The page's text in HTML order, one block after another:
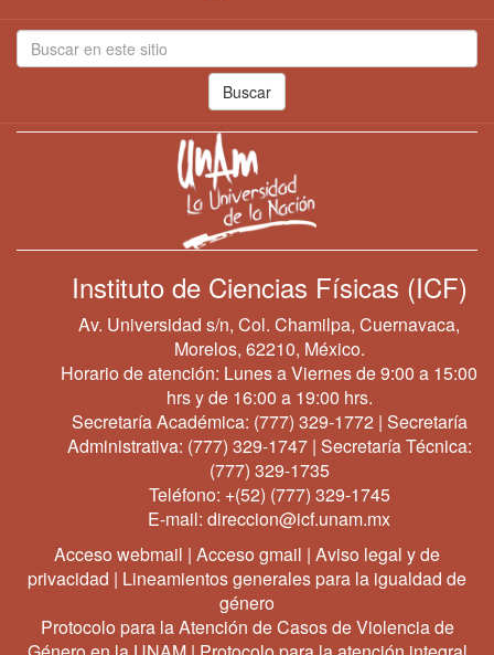
Buscar
Instituto de Ciencias Físicas (ICF)
Av. Universidad s/n, Col. Chamilpa, Cuernavaca,
Morelos, 62210, México.
Horario de atención: Lunes a Viernes de 9:00 a 15:00
hrs y de 16:00 a 19:00 hrs.
Secretaría Académica: (777) 329-1772 | Secretaría
Administrativa: (777) 329-1747| Secretaría Técnica:
(777) 329-1735
Teléfono: +(52) (777) 329-1745
E-mail: direccion@icf.unam.mx
Acceso webmail | Acceso gmail | Aviso legal y de
privacidad | Lineamientos generales para la igualdad de
género
Protocolo para la Atención de Casos de Violencia de